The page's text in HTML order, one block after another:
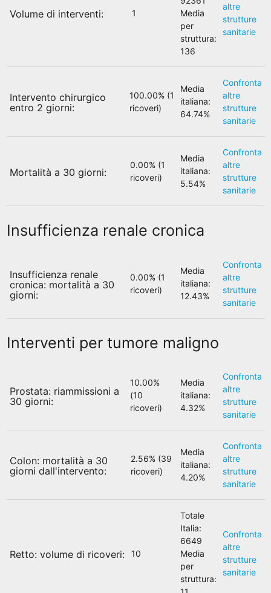
Volume di interventi: 1
Media
per
struttura:
136
altre
strutture
sanitarie
Intervento chirurgico
entro 2 giorni:
100.00% (1
ricoveri)
Media
italiana:
64.74%
Confronta
altre
strutture
sanitarie
Mortalità a 30 giorni:
0.00% (1
ricoveri)
Media
italiana:
5.54%
Confronta
altre
strutture
sanitarie
Insufficienza renale cronica
Insufficienza renale
cronica: mortalità a 30
giorni:
0.00% (1
ricoveri)
Media
italiana:
12.43%
Confronta
altre
strutture
sanitarie
Interventi per tumore maligno
Prostata: riammissioni a
30 giorni:
10.00%
(10
ricoveri)
Media
italiana:
4.32%
Confronta
altre
strutture
sanitarie
Colon: mortalità a 30
giorni dall'intervento:
2.56% (39
ricoveri)
Media
italiana:
4.20%
Confronta
altre
strutture
sanitarie
Retto: volume di ricoveri: 10
Totale
Italia:
6649
Media
per
struttura:
Confronta
altre
strutture
sanitarie